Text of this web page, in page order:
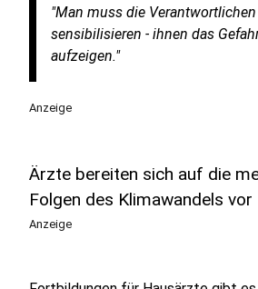
"Man muss die
sensibilisieren - ihnen das
aufzeigen."
Anzeige
Ärzte bereiten sich auf die
Folgen des Klimawandels vor
Anzeige